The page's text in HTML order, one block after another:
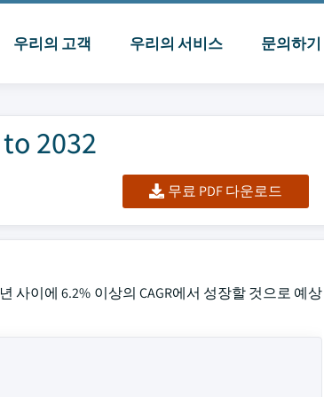
우리의 고객 우리의 서비스 문의하기
2032
무료 PDF 다운로드
사이에 6.2% 이상의 CAGR에서 성장할 것으로 예상